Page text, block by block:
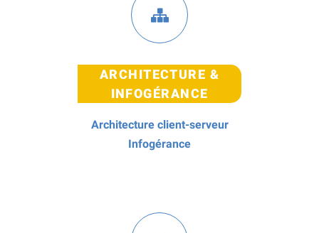
ARCHITECTURE &
INFOGÉRANCE
Architecture client-serveur
Infogérance